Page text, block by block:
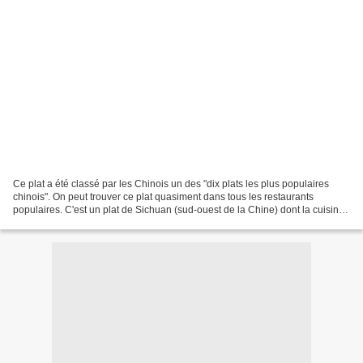
Ce plat a été classé par les Chinois un des "dix plats les plus populaires
chinois". On peut trouver ce plat quasiment dans tous les restaurants
populaires. C'est un plat de Sichuan (sud-ouest de la Chine) dont la cuisine